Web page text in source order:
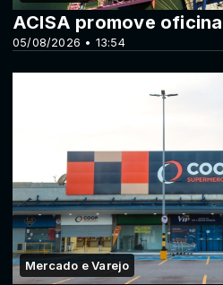
05/08/2026 • 13:54
ACISA promove
Mercado e Varejo